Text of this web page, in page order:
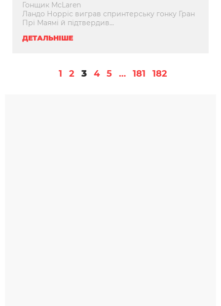
Гонщик McLaren
Ландо Норріс виграв спринтерську гонку Гран
Прі Маямі й підтвердив...
ДЕТАЛЬНІШЕ
1 2 3 4 5 … 181 182